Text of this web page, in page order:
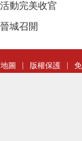
動完美收官
城召開